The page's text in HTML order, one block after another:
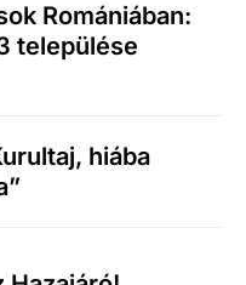
Romániában:
települése
hiába